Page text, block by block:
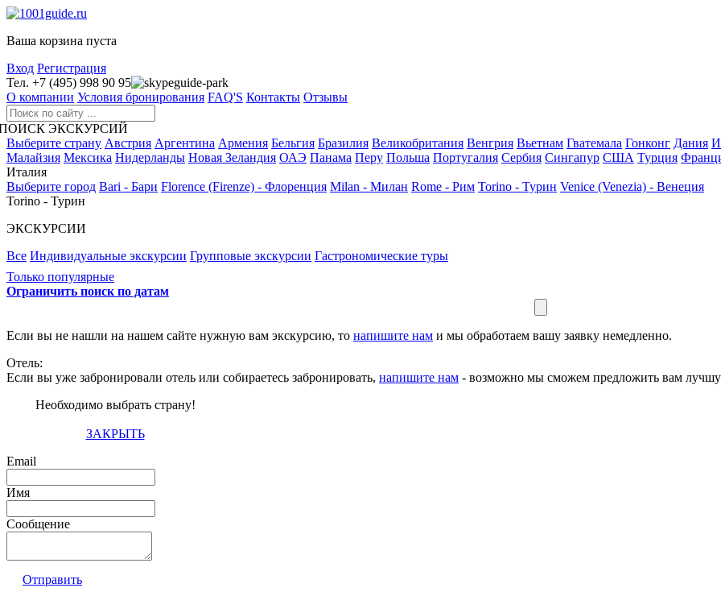
Ваша корзина пуста
Вход Регистрация
Тел. +7 (495) 998 90 95
guide-park
О компании Условия бронирования FAQ'S Контакты Отзывы
ЭКСКУРСИЙ
Выберите страну Австрия Аргентина Армения Бельгия Бразилия Великобритания Венгрия Вьетнам Гватемала Гонконг Дания
Малайзия Мексика Нидерланды Новая Зеландия ОАЭ Панама Перу Польша Португалия Сербия Сингапур США Турция
Италия
Выберите город Bari - Бари Florence (Firenze) - Флоренция Milan - Милан Rome - Рим Torino - Турин Venice (Venezia) - Венеция
Torino - Турин
ЭКСКУРСИИ
Все Индивидуальные экскурсии Групповые экскурсии Гастрономические туры
Только популярные
Ограничить поиск по датам
Если вы не нашли на нашем сайте нужную вам экскурсию, то напишите нам и мы обработаем вашу заявку немедленно.
Отель:
Если вы уже забронировали отель или собираетесь забронировать, напишите нам - возможно мы сможем предложить вам
Необходимо выбрать страну!
ЗАКРЫТЬ
Email
Имя
Сообщение
Отправить